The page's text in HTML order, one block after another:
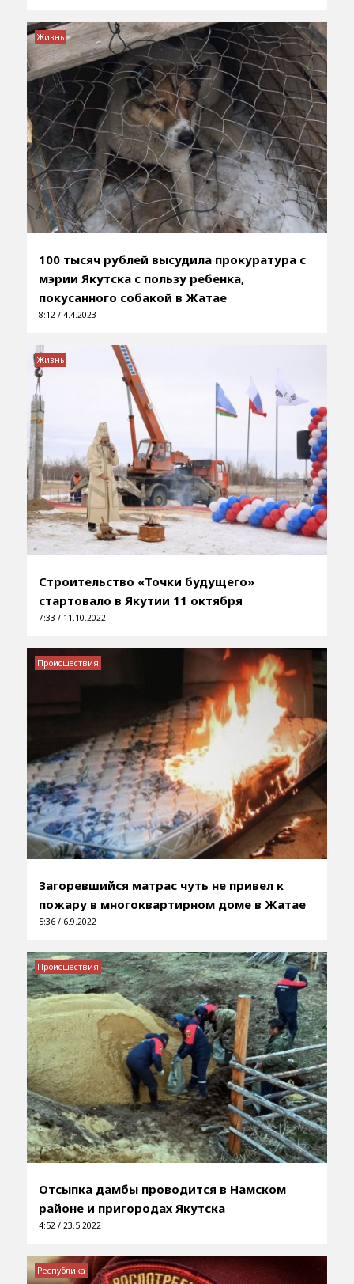
100 тысяч рублей высудила прокуратура с
мэрии Якутска с пользу ребенка,
покусанного собакой в Жатае
8:12 / 4.4.2023
Жизнь
Строительство «Точки будущего»
стартовало в Якутии 11 октября
7:33 / 11.10.2022
Жизнь
Загоревшийся матрас чуть не привел к
пожару в многоквартирном доме в Жатае
5:36 / 6.9.2022
Происшествия
Отсыпка дамбы проводится в Намском
районе и пригородах Якутска
4:52 / 23.5.2022
Происшествия
Республика